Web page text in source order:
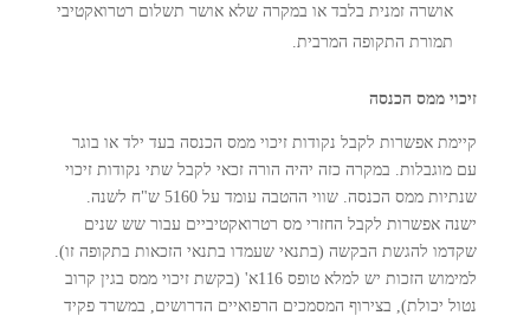
אושרה זמנית בלבד או במקרה שלא אושר תשלום רטרואקטיבי
תמורת התקופה המרבית.
זיכוי ממס הכנסה
קיימת אפשרות לקבל נקודות זיכוי ממס הכנסה בעד ילד או בוגר
עם מוגבלות. במקרה כזה יהיה הורה זכאי לקבל שתי נקודות זיכוי
שנתיות ממס הכנסה. שווי ההטבה עומד על 5160 ש"ח לשנה.
ישנה אפשרות לקבל החזרי מס רטרואקטיביים עבור שש שנים
שקדמו להגשת הבקשה (בתנאי שעמדו בתנאי הזכאות בתקופה זו).
למימוש הזכות יש למלא טופס 116א' (בקשת זיכוי ממס בגין קרוב
נטול יכולת), בצירוף המסמכים הרפואיים הדרושים, במשרד פקיד